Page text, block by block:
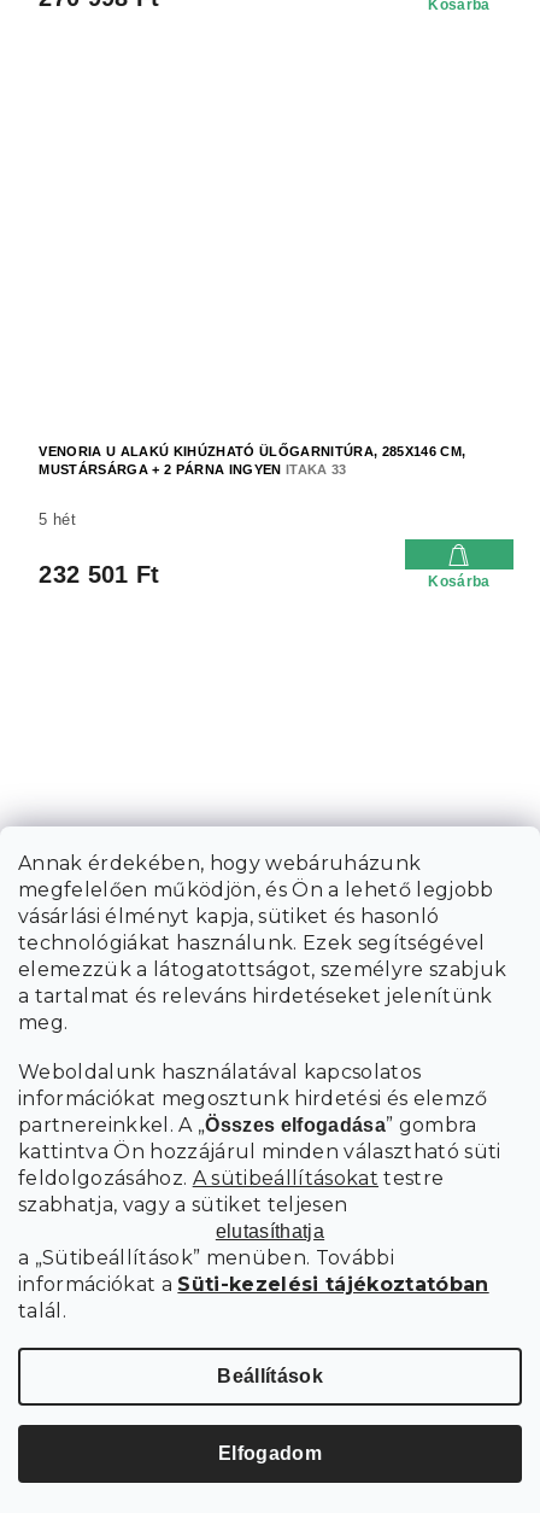
Annak érdekében, hogy webáruházunk
megfelelően működjön, és Ön a lehető legjobb
vásárlási élményt kapja, sütiket és hasonló
technológiákat használunk. Ezek segítségével
elemezzük a látogatottságot, személyre szabjuk
a tartalmat és releváns hirdetéseket jelenítünk
meg.
Weboldalunk használatával kapcsolatos
információkat megosztunk hirdetési és elemző
partnereinkkel. A „Összes elfogadása” gombra
kattintva Ön hozzájárul minden választható süti
feldolgozásához. A sütibeállításokat testre
szabhatja, vagy a sütiket teljesen
elutasíthatja
a „Sütibeállítások” menüben. További
információkat a Süti-kezelési tájékoztatóban
talál.
Beállítások
Elfogadom
Kosárba
VENORIA U ALAKÚ KIHÚZHATÓ ÜLŐGARNITÚRA, 285X146 CM,
MUSTÁRSÁRGA + 2 PÁRNA INGYEN
ITAKA 33
5 hét
232 501 Ft Kosárba
VENORIA U ALAKÚ KIHÚZHATÓ ÜLŐGARNITÚRA, 285X146 CM,
5 hét
232 501 Ft Kosárba